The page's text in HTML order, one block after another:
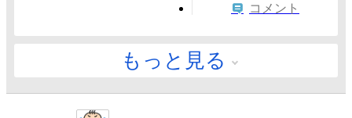
コメント
もっと見る